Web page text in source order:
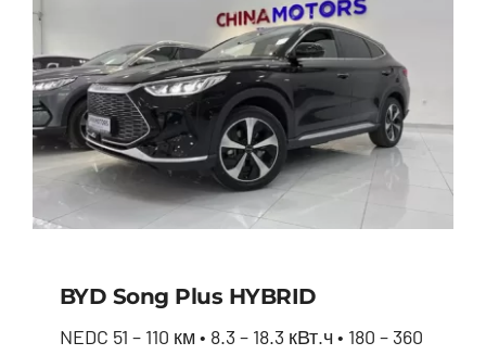
BYD Song Plus HYBRID
NEDC 51 – 110 км • 8.3 – 18.3 кВт.ч • 180 – 360